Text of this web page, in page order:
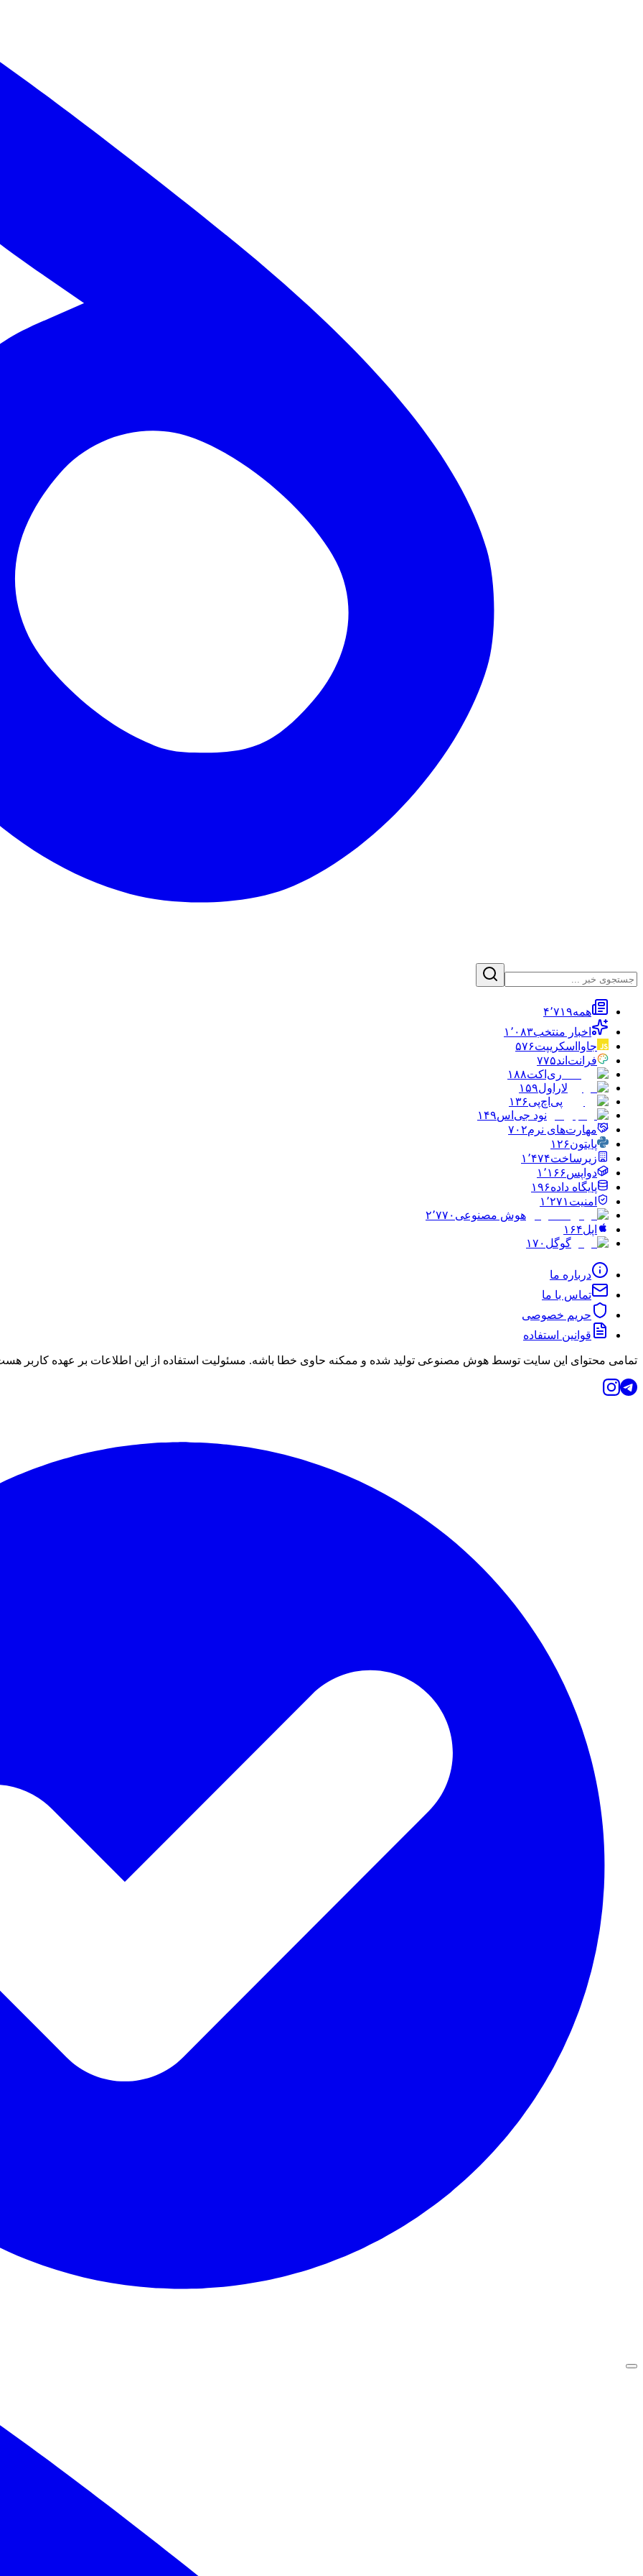
همه۴٬۷۱۹
اخبار منتخب۱٬۰۸۳
جاوااسکریپت۵۷۶
فرانت‌اند۷۷۵
ری‌اکت۱۸۸
لاراول۱۵۹
پی‌اچ‌پی۱۳۶
نود جی‌اس۱۴۹
مهارت‌های نرم۷۰۲
پایتون۱۲۶
زیرساخت۱٬۴۷۴
دواپس۱٬۱۶۶
پایگاه داده۱۹۶
امنیت ۱٬۲۷۱
هوش مصنوعی ۲٬۷۷۰
اپل۱۶۴
گوگل ۱۷۰
درباره ما
تماس با ما
حریم خصوصی
قوانین استفاده
تمامی محتوای این سایت توسط هوش مصنوعی تولید شده و ممکنه حاوی خطا باشه. مسئولیت استفاده از این اطلاعات بر عهده کاربر